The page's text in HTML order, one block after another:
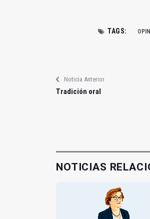
TAGS:
Noticia Anterior
Tradición oral
NOTICIAS